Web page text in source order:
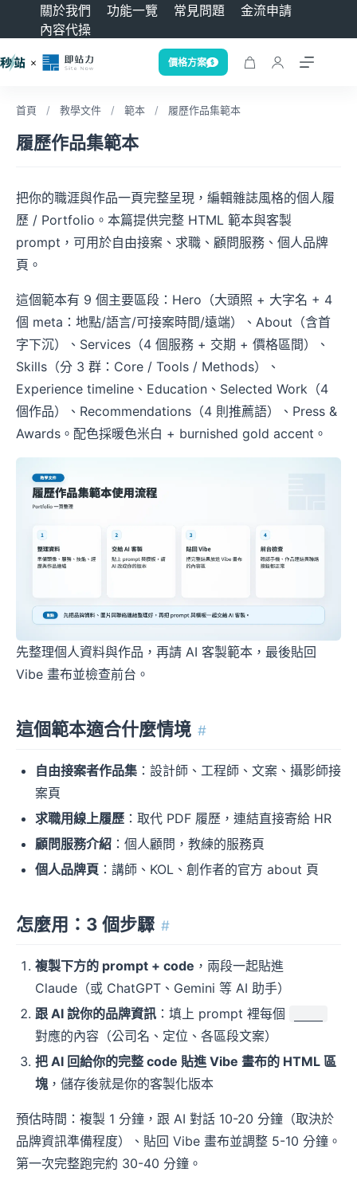
關於我們 功能一覽 常見問題
金流申請
內容代操
價格方案
首頁 / 教學文件 / 範本 / 履歷作品集範本
履歷作品集範本
把你的職涯與作品一頁完整呈現，編輯雜誌風格的個人履
歷 / Portfolio。本篇提供完整 HTML 範本與客製
prompt，可用於自由接案、求職、顧問服務、個人品牌
頁。
這個範本有 9 個主要區段：Hero（大頭照 + 大字名 + 4
個 meta：地點/語言/可接案時間/遠端）、About（含首
字下沉）、Services（4 個服務 + 交期 + 價格區間）、
Skills（分 3 群：Core / Tools / Methods）、
Experience timeline、Education、Selected Work（4
個作品）、Recommendations（4 則推薦語）、Press &
Awards。配色採暖色米白 + burnished gold accent。
先整理個人資料與作品，再請 AI 客製範本，最後貼回
Vibe 畫布並檢查前台。
這個範本適合什麼情境 #
自由接案者作品集 ：設計師、工程師、文案、攝影師接
案頁
求職用線上履歷 ：取代 PDF 履歷，連結直接寄給 HR
顧問服務介紹 ：個人顧問，教練的服務頁
個人品牌頁 ：講師、KOL、創作者的官方 about 頁
怎麼用：3 個步驟 #
複製下方的 prompt + code ，兩段一起貼進
Claude（或 ChatGPT、Gemini 等 AI 助手）
跟 AI 說你的品牌資訊 ：填上 prompt 裡每個
對應的內容（公司名、定位、各區段文案）
把 AI 回給你的完整 code 貼進 Vibe 畫布的 HTML 區
塊 ，儲存後就是你的客製化版本
預估時間：複製 1 分鐘，跟 AI 對話 10-20 分鐘（取決於
品牌資訊準備程度）、貼回 Vibe 畫布並調整 5-10 分鐘。
第一次完整跑完約 30-40 分鐘。